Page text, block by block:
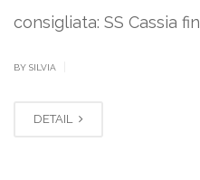
consigliata: SS Cassia
BY SILVIA
DETAIL